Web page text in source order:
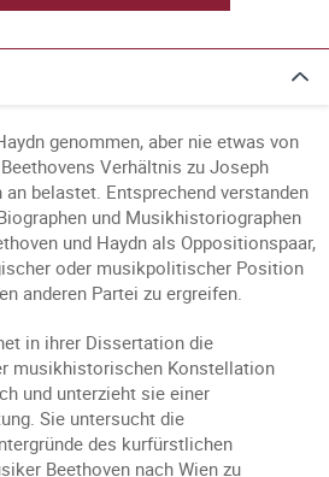
genommen, aber nie etwas von
Verhältnis zu Joseph
an belastet. Entsprechend verstanden
und Musikhistoriographen
und Haydn als Oppositionspaar,
oder musikpolitischer Position
anderen Partei zu ergreifen.
in ihrer Dissertation die
musikhistorischen Konstellation
und unterzieht sie einer
Sie untersucht die
des kurfürstlichen
Beethoven nach Wien zu